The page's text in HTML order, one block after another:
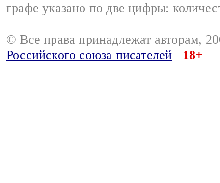
графе указано по две цифры:
© Все права принадлежат авторам,
Российского союза писателей
18+